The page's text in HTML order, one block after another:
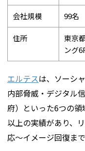
会社規模 99名
住所
東京
ング
エルテスは、ソーシ
内部脅威・デジタル
府）といった6つの
以上の実績があり、
応〜イメージ回復ま